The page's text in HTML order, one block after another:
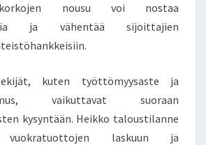
korkojen nousu voi nostaa
ja vähentää sijoittajien
kuten työttömyysaste ja
vaikuttavat suoraan
kysyntään. Heikko taloustilanne
laskuun ja